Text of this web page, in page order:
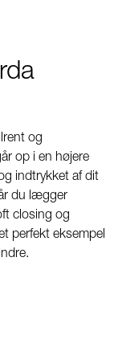
og
op i en højere
indtrykket af dit
du lægger
closing og
perfekt eksempel